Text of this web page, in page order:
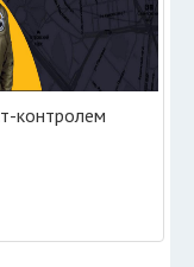
контролем